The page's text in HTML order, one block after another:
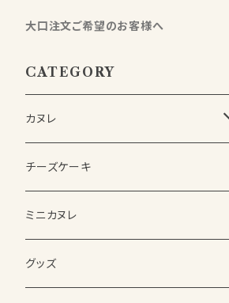
大口注文ご希望のお客様へ
CATEGORY
カヌレ
詰め合わせSET
(熨斗付き)詰め合わせSET
単品
チーズケーキ
ミニカヌレ
グッズ